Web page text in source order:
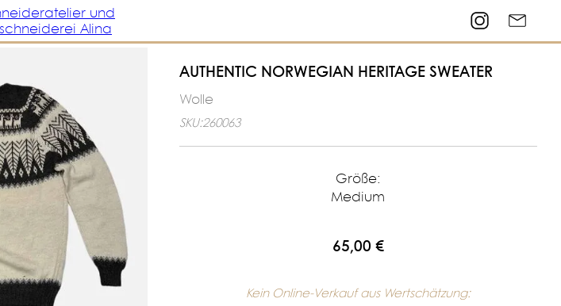
AUTHENTIC NORWEGIAN HERITAGE SWEATER
Wolle
SKU:260063
Größe:
Medium
65,00 €
Kein Online-Verkauf aus Wertschätzung: